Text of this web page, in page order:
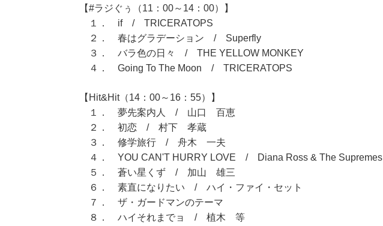
【#ラジぐぅ（11：00～14：00）】
１． if / TRICERATOPS
２． 春はグラデーション / Superfly
３． バラ色の日々 / THE YELLOW MONKEY
４． Going To The Moon / TRICERATOPS
【Hit&Hit（14：00～16：55）】
１． 夢先案内人 / 山口 百恵
２． 初恋 / 村下 孝蔵
３． 修学旅行 / 舟木 一夫
４． YOU CAN'T HURRY LOVE / Diana Ross & The Supremes
５． 蒼い星くず / 加山 雄三
６． 素直になりたい / ハイ・ファイ・セット
７． ザ・ガードマンのテーマ
８． ハイそれまでョ / 植木 等